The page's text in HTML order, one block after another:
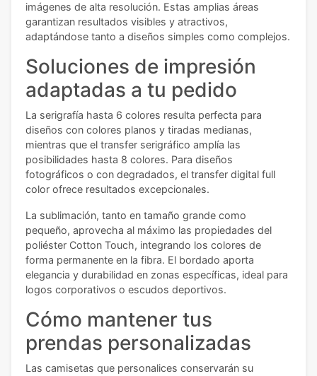
imágenes de alta resolución. Estas amplias áreas
garantizan resultados visibles y atractivos,
adaptándose tanto a diseños simples como complejos.
Soluciones de impresión
adaptadas a tu pedido
La serigrafía hasta 6 colores resulta perfecta para
diseños con colores planos y tiradas medianas,
mientras que el transfer serigráfico amplía las
posibilidades hasta 8 colores. Para diseños
fotográficos o con degradados, el transfer digital full
color ofrece resultados excepcionales.
La sublimación, tanto en tamaño grande como
pequeño, aprovecha al máximo las propiedades del
poliéster Cotton Touch, integrando los colores de
forma permanente en la fibra. El bordado aporta
elegancia y durabilidad en zonas específicas, ideal para
logos corporativos o escudos deportivos.
Cómo mantener tus
prendas personalizadas
Las camisetas que personalices conservarán su